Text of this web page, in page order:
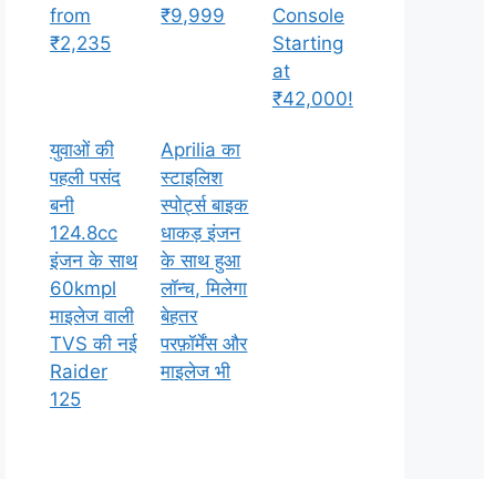
from
₹2,235
₹9,999
Console
Starting
at
₹42,000!
युवाओं की
पहली पसंद
बनी
124.8cc
इंजन के साथ
60kmpl
माइलेज वाली
TVS की नई
Raider
125
Aprilia का
स्टाइलिश
स्पोर्ट्स बाइक
धाकड़ इंजन
के साथ हुआ
लॉन्च, मिलेगा
बेहतर
परफ़ॉर्मेंस और
माइलेज भी